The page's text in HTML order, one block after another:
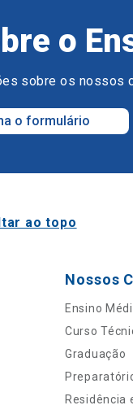
o
sobre os nossos
o formulário
ao topo
Nossos
Ensino
Curso
Graduação
Residência